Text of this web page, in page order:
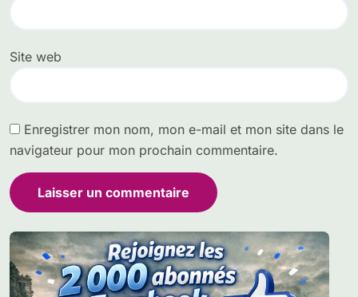
Site web
Enregistrer mon nom, mon e-mail et mon site dans le
navigateur pour mon prochain commentaire.